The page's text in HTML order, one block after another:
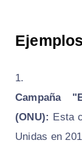
Campaña
(ONU): Esta
Unidas en